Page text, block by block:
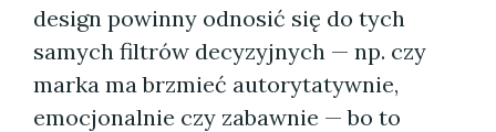
design powinny odnosić się do tych
samych filtrów decyzyjnych — np. czy
marka ma brzmieć autorytatywnie,
emocjonalnie czy zabawnie — bo to